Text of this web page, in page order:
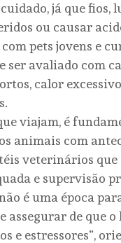
já que fios,
ou causar
pets jovens e
ser avaliado com
calor
viajam, é
animais com
veterinários que
e supervisão
é uma época
assegurar de que o
e estressores”,